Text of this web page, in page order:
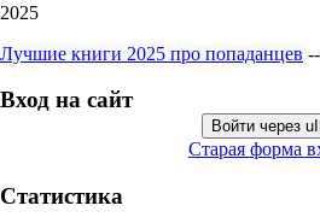
2025
Лучшие книги 2025 про попаданцев
Вход на сайт
Войти через
Старая форма
Статистика